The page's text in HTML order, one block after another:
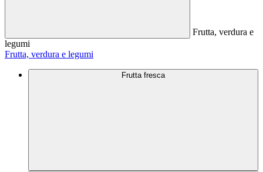
Frutta, verdura e
legumi
Frutta, verdura e legumi
Frutta fresca